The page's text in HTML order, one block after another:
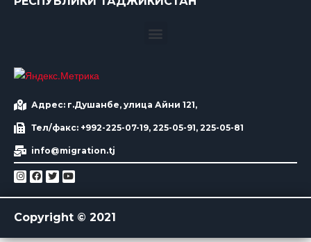
Адрес: г.Душанбе, улица Айни 121,
Тел/факс: +992-225-07-19, 225-05-91, 225-05-81
info@migration.tj
Copyright © 2021